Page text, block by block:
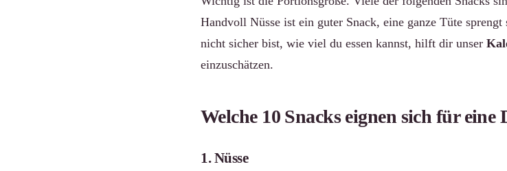
Handvoll Nüsse ist ein guter Snack, eine ganze Tüte
nicht sicher bist, wie viel du essen kannst, hilft dir unser
einzuschätzen.
Welche 10 Snacks eignen sich für eine
1. Nüsse